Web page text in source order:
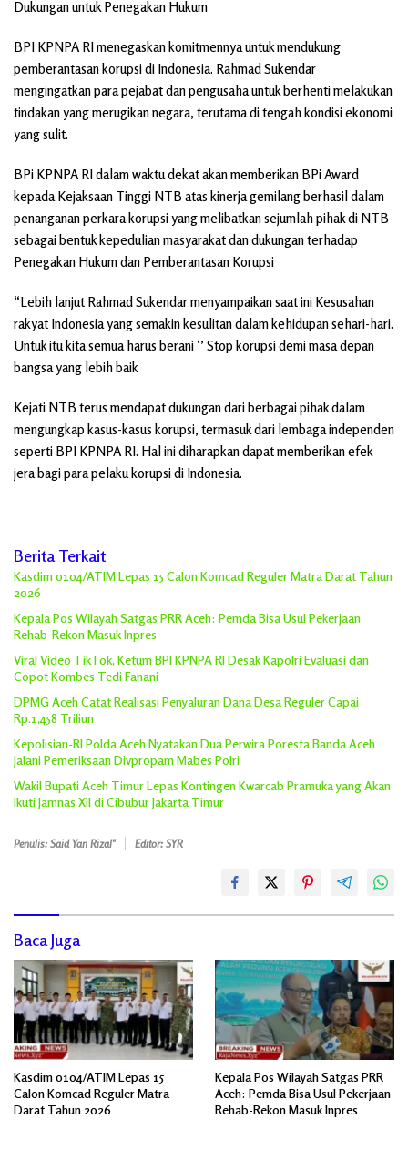
Dukungan untuk Penegakan Hukum
BPI KPNPA RI menegaskan komitmennya untuk mendukung
pemberantasan korupsi di Indonesia. Rahmad Sukendar
mengingatkan para pejabat dan pengusaha untuk berhenti melakukan
tindakan yang merugikan negara, terutama di tengah kondisi ekonomi
yang sulit.
BPi KPNPA RI dalam waktu dekat akan memberikan BPi Award
kepada Kejaksaan Tinggi NTB atas kinerja gemilang berhasil dalam
penanganan perkara korupsi yang melibatkan sejumlah pihak di NTB
sebagai bentuk kepedulian masyarakat dan dukungan terhadap
Penegakan Hukum dan Pemberantasan Korupsi
“Lebih lanjut Rahmad Sukendar menyampaikan saat ini Kesusahan
rakyat Indonesia yang semakin kesulitan dalam kehidupan sehari-hari.
Untuk itu kita semua harus berani ‘’ Stop korupsi demi masa depan
bangsa yang lebih baik
Kejati NTB terus mendapat dukungan dari berbagai pihak dalam
mengungkap kasus-kasus korupsi, termasuk dari lembaga independen
seperti BPI KPNPA RI. Hal ini diharapkan dapat memberikan efek
jera bagi para pelaku korupsi di Indonesia.
Berita Terkait
Kasdim 0104/ATIM Lepas 15 Calon Komcad Reguler Matra Darat Tahun
2026
Kepala Pos Wilayah Satgas PRR Aceh: Pemda Bisa Usul Pekerjaan
Rehab-Rekon Masuk Inpres
Viral Video TikTok, Ketum BPI KPNPA RI Desak Kapolri Evaluasi dan
Copot Kombes Tedi Fanani
DPMG Aceh Catat Realisasi Penyaluran Dana Desa Reguler Capai
Rp.1,458 Triliun
Kepolisian-RI Polda Aceh Nyatakan Dua Perwira Poresta Banda Aceh
Jalani Pemeriksaan Divpropam Mabes Polri
Wakil Bupati Aceh Timur Lepas Kontingen Kwarcab Pramuka yang Akan
Ikuti Jamnas XII di Cibubur Jakarta Timur
Penulis: Said Yan Rizal" Editor: SYR
Baca Juga
Kasdim 0104/ATIM Lepas 15
Calon Komcad Reguler Matra
Darat Tahun 2026
Kepala Pos Wilayah Satgas PRR
Aceh: Pemda Bisa Usul Pekerjaan
Rehab-Rekon Masuk Inpres